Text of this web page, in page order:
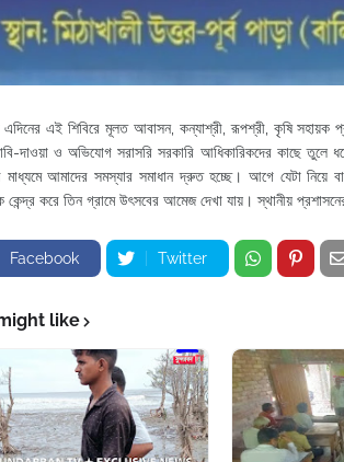
এই শিবিরে মূলত আবাসন, কন্যাশ্রী, রূপশ্রী, কৃষি সহায়ক
দাওয়া ও অভিযোগ সরাসরি সরকারি আধিকারিকদের কাছে তুলে
মাধ্যমে আমাদের সমস্যার সমাধান দ্রুত হচ্ছে। আগে যেটা
কেন্দ্র করে তিন গ্রামে উৎসবের আমেজ দেখা যায়। স্থানীয়
Facebook Twitter
like